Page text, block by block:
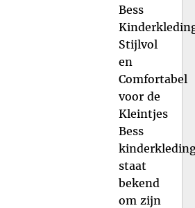
Bess
Stijlvol
en
Comfortabel
voor de
Kleintjes
Bess
staat
bekend
om zijn